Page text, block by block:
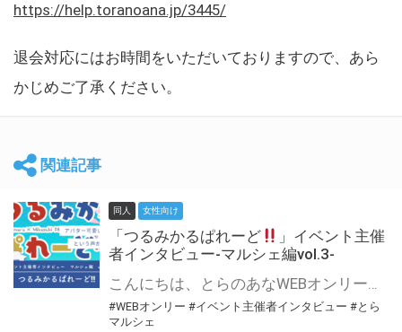
https://help.toranoana.jp/3445/
退会対応にはお時間をいただいておりますので、あら
かじめご了承ください。
関連記事
同人 女性向け
「つるみかるぱれーど
」イベント主催
者インタビュー-マルシェ編vol.3-
こんにちは、とらのあなWEBオンリー運営スタッフです。 新たにお届けする、イベント主催者インタビュー-マルシェ編-は、 とらのあなWEBオンリー「マルシェ」をご利用した主催様に 「マルシェ」を使って開催した感想や心がけをお聞きする企画です。 今回は、WEBオンリー初開催「つるみかるぱれーど
#WEBオンリー #イベント主催者インタビュー #とら
マルシェ